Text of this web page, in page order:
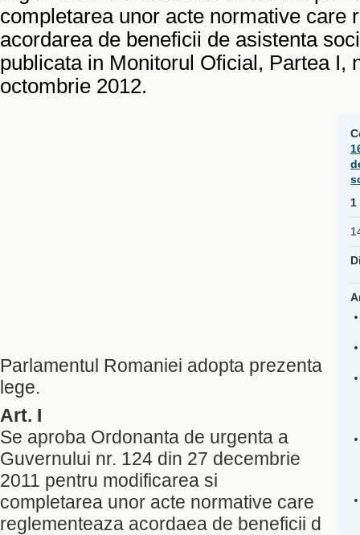
completarea unor acte normative care
acordarea de beneficii de asistenta
publicata in Monitorul Oficial, Partea I,
octombrie 2012.
1
Parlamentul Romaniei adopta prezenta
lege.
Art. I
Se aproba Ordonanta de urgenta a
Guvernului nr. 124 din 27 decembrie
2011 pentru modificarea si
completarea unor acte normative care
reglementeaza acordaea de beneficii d